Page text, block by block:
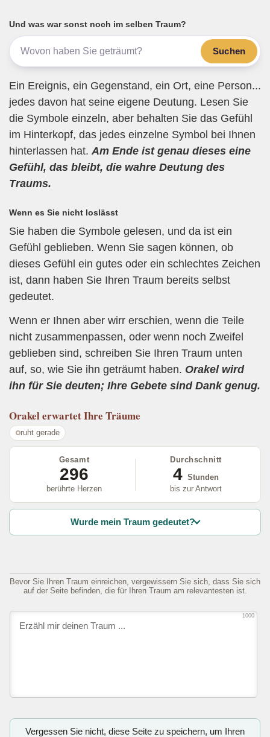
b
o
o
k
a
m
A
p
p
Und was war sonst noch im selben Traum?
Suchen
Ein Ereignis, ein Gegenstand, ein Ort, eine Person...
jedes davon hat seine eigene Deutung. Lesen Sie
die Symbole einzeln, aber behalten Sie das Gefühl
im Hinterkopf, das jedes einzelne Symbol bei Ihnen
hinterlassen hat. Am Ende ist genau dieses eine
Gefühl, das bleibt, die wahre Deutung des
Traums.
Wenn es Sie nicht loslässt
Sie haben die Symbole gelesen, und da ist ein
Gefühl geblieben. Wenn Sie sagen können, ob
dieses Gefühl ein gutes oder ein schlechtes Zeichen
ist, dann haben Sie Ihren Traum bereits selbst
gedeutet.
Wenn er Ihnen aber wirr erschien, wenn die Teile
nicht zusammenpassen, oder wenn noch Zweifel
geblieben sind, schreiben Sie Ihren Traum unten
auf, so, wie Sie ihn geträumt haben. Orakel wird
ihn für Sie deuten; Ihre Gebete sind Dank genug.
Orakelerwartet Ihre Träume
ruht gerade
Gesamt
296
berührte Herzen
Durchschnitt
4 Stunden
bis zur Antwort
Wurde mein Traum gedeutet?
Bevor Sie Ihren Traum einreichen, vergewissern Sie sich, dass Sie sich
auf der Seite befinden, die für Ihren Traum am relevantesten ist.
1000
Vergessen Sie nicht, diese Seite zu speichern, um Ihren